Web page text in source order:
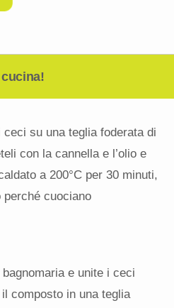
su una teglia foderata di
con la cannella e l’olio e
a 200°C per 30 minuti,
cuociano
e unite i ceci
composto in una teglia